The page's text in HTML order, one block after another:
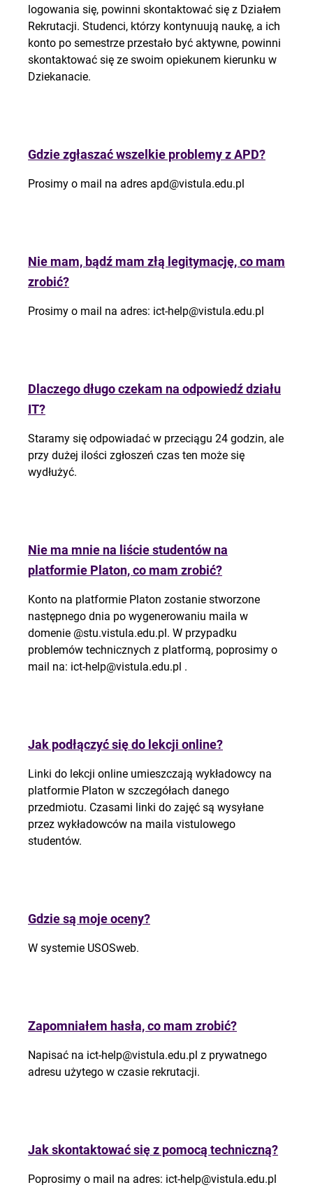
logowania się, powinni skontaktować się z Działem
Rekrutacji. Studenci, którzy kontynuują naukę, a ich
konto po semestrze przestało być aktywne, powinni
skontaktować się ze swoim opiekunem kierunku w
Dziekanacie.
Gdzie zgłaszać wszelkie problemy z APD?
Prosimy o mail na adres apd@vistula.edu.pl
Nie mam, bądź mam złą legitymację, co mam
zrobić?
Prosimy o mail na adres: ict-help@vistula.edu.pl
Dlaczego długo czekam na odpowiedź działu
IT?
Staramy się odpowiadać w przeciągu 24 godzin, ale
przy dużej ilości zgłoszeń czas ten może się
wydłużyć.
Nie ma mnie na liście studentów na
platformie Platon, co mam zrobić?
Konto na platformie Platon zostanie stworzone
następnego dnia po wygenerowaniu maila w
domenie @stu.vistula.edu.pl. W przypadku
problemów technicznych z platformą, poprosimy o
mail na: ict-help@vistula.edu.pl .
Jak podłączyć się do lekcji online?
Linki do lekcji online umieszczają wykładowcy na
platformie Platon w szczegółach danego
przedmiotu. Czasami linki do zajęć są wysyłane
przez wykładowców na maila vistulowego
studentów.
Gdzie są moje oceny?
W systemie USOSweb.
Zapomniałem hasła, co mam zrobić?
Napisać na ict-help@vistula.edu.pl z prywatnego
adresu użytego w czasie rekrutacji.
Jak skontaktować się z pomocą techniczną?
Poprosimy o mail na adres: ict-help@vistula.edu.pl